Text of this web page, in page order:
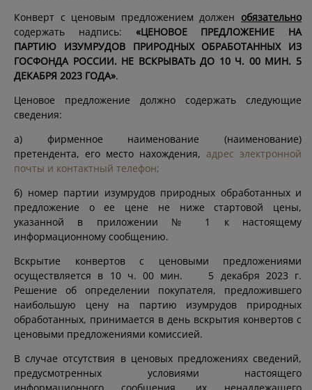
Конверт с ценовым предложением должен обязательно
содержать надпись: «ЦЕНОВОЕ ПРЕДЛОЖЕНИЕ НА
ПАРТИЮ ИЗУМРУДОВ ПРИРОДНЫХ ОБРАБОТАННЫХ ИЗ
ГОСФОНДА РОССИИ. НЕ ВСКРЫВАТЬ ДО 10 Ч. 00 МИН. 5
ДЕКАБРЯ 2023 ГОДА».
Ценовое предложение должно содержать следующие
сведения:
а) фирменное наименование (наименование)
претендента, его место нахождения, адрес электронной
почты и контактный телефон;
б) номер партии изумрудов природных обработанных и
предложение о ее цене не ниже стартовой цены,
указанной в приложении № 1 к настоящему
информационному сообщению.
Вскрытие конвертов с ценовыми предложениями
осуществляется в 10 ч. 00 мин. 5 декабря 2023 г.
Решение об определении покупателя, предложившего
наибольшую цену на партию изумрудов природных
обработанных, принимается в день вскрытия конвертов с
ценовыми предложениями комиссией.
В случае отсутствия в ценовых предложениях сведений,
предусмотренных условиями настоящего
информационного сообщения, их ненадлежащего